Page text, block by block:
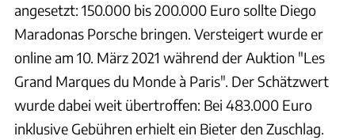
angesetzt: 150.000 bis 200.000 Euro sollte Diego
Maradonas Porsche bringen. Versteigert wurde er
online am 10. März 2021 während der Auktion "Les
Grand Marques du Monde à Paris". Der Schätzwert
wurde dabei weit übertroffen: Bei 483.000 Euro
inklusive Gebühren erhielt ein Bieter den Zuschlag.